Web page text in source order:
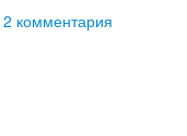
2 комментария